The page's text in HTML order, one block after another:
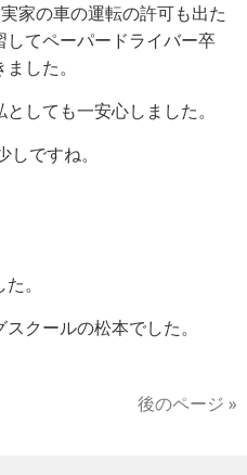
家の車の運転の許可も出た
てペーパードライバー卒
した。
しても一安心しました。
ですね。
。
クールの松本でした。
後のページ »